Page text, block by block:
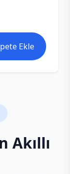
Ekle
Akıllı